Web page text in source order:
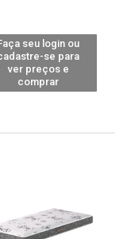
seu login ou
se para
ver preços e
comprar